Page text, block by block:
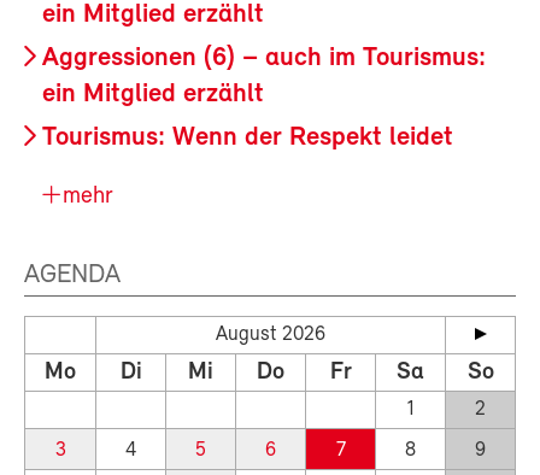
ein Mitglied erzählt
Aggressionen (6) – auch im Tourismus:
ein Mitglied erzählt
Tourismus: Wenn der Respekt leidet
mehr
AGENDA
August 2026
Mo Di Mi Do Fr Sa So
1
2
3
4 5 6 7 8
9